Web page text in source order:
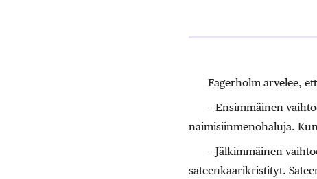
Fagerholm arvelee,
– Ensimmäinen
naimisiinmenohaluja.
– Jälkimmäinen
sateenkaarikristityt.